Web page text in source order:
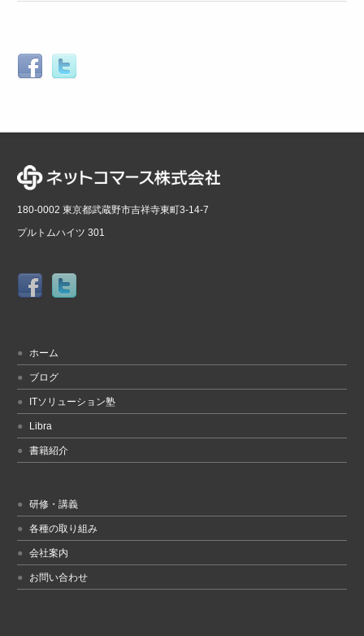
180-0002 東京都武蔵野市吉祥寺東町3-14-7
プルトムハイツ 301
ホーム
ブログ
ITソリューション塾
Libra
書籍紹介
研修・講義
各種の取り組み
会社案内
お問い合わせ